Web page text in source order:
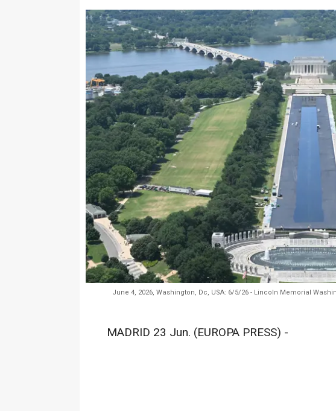
June 4, 2026, Washington, Dc, USA: 6/5/26 - Lincoln Memorial
MADRID 23 Jun. (EUROPA PRESS) -